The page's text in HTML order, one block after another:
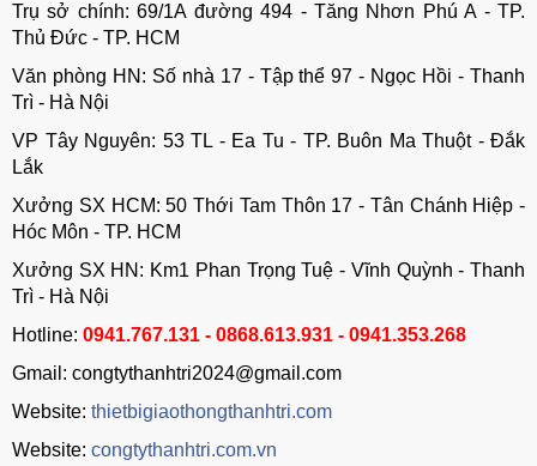
Trụ sở chính: 69/1A đường 494 - Tăng Nhơn Phú A - TP.
Thủ Đức - TP. HCM
Văn phòng HN: Số nhà 17 - Tập thể 97 - Ngọc Hồi - Thanh
Trì - Hà Nội
VP Tây Nguyên: 53 TL - Ea Tu - TP. Buôn Ma Thuột - Đắk
Lắk
Xưởng SX HCM: 50 Thới Tam Thôn 17 - Tân Chánh Hiệp -
Hóc Môn - TP. HCM
Xưởng SX HN: Km1 Phan Trọng Tuệ - Vĩnh Quỳnh - Thanh
Trì - Hà Nội
Hotline: 0941.767.131 - 0868.613.931 - 0941.353.268
Gmail: congtythanhtri2024@gmail.com
Website: thietbigiaothongthanhtri.com
Website: congtythanhtri.com.vn